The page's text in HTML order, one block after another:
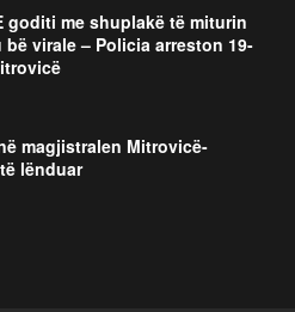
goditi me shuplakë të miturin
virale – Policia arreston 19-
magjistralen Mitrovicë-
lënduar